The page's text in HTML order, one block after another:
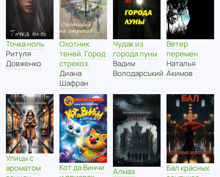
Точка ноль
Ритуля
Довженко
Охотник
теней. Город
стрекоз.
Диана
Шафран
Чудак из
города луны
Вадим
Володарський
Ветер
перемен
Наталья
Акимов
Улицы с
ароматом
Кот да Винчи
Алмаз
Бал красных